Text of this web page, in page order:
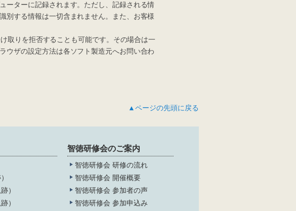
ーターに記録されます。ただし、記録される情
別する情報は一切含まれません。また、お客様
取りを拒否することも可能です。その場合は一
ウザの設定方法は各ソフト製造元へお問い合わ
▲ページの先頭に戻る
）
）
智徳研修会のご案内
智徳研修会 研修の流れ
智徳研修会 開催概要
智徳研修会 参加者の声
智徳研修会 参加申込み